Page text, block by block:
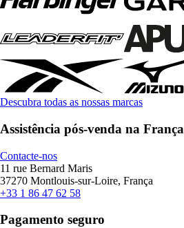
Descubra todas as nossas marcas
Assistência pós-venda na França
Contacte-nos
11 rue Bernard Maris
37270 Montlouis-sur-Loire, França
+33 1 86 47 62 58
Pagamento seguro